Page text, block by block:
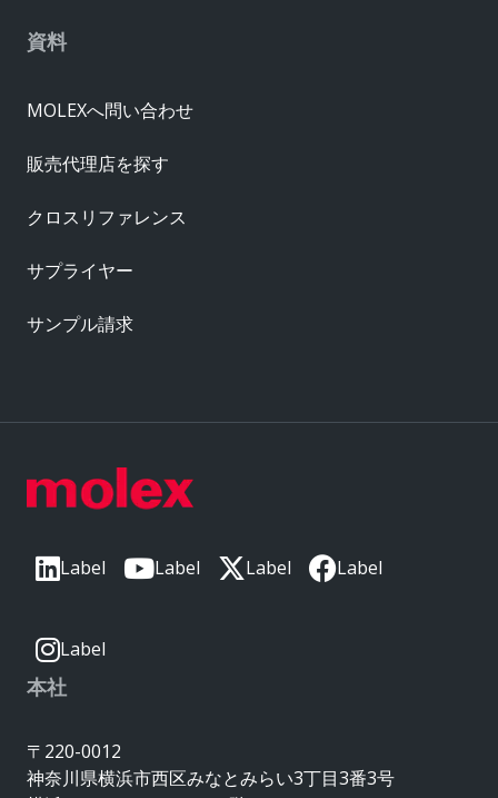
Label Label Label Label
Label
本社
〒220-0012
神奈川県横浜市西区みなとみらい3丁目3番3号
資料
MOLEXへ問い合わせ
販売代理店を探す
クロスリファレンス
サプライヤー
サンプル請求